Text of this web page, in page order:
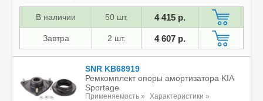
В наличии 50 шт. 4 415 р.
Завтра 2 шт. 4 607 р.
SNR KB68919
Ремкомплект опоры амортизатора KIA
Sportage
Применяемость » Характеристики »